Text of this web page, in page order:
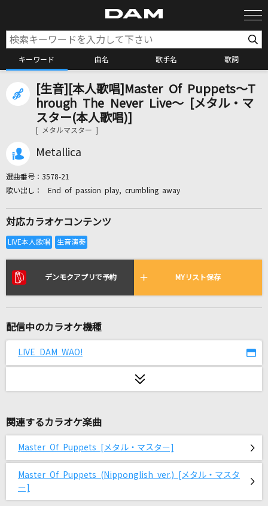
キーワード 曲名 歌手名 歌詞
カラオケ検索
カラオケ店舗検索
リアルタイムで歌われている曲の一覧
[生音]幸せ
Mrs. GREEN APPLE
卵とじ
シグナル
天国
Mrs. GREEN APPLE
フロムトーキョー
[生音][本人歌唱]Master Of Puppets～T
hrough The Never Live～ [メタル・マ
スター(本人歌唱)]
[ メタルマスター ]
Metallica
選曲番号： 3578-21
End of passion play, crumbling away
対応カラオケコンテンツ
デンモクアプリで予約 MYリスト保存
配信中のカラオケ機種
LIVE DAM WAO!
関連するカラオケ楽曲
Master Of Puppets [メタル・マスター]
Master Of Puppets (Nipponglish ver.) [メタル・マスタ
ー]